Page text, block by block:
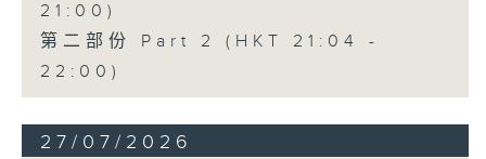
21:00)
第二部份 Part 2 (HKT 21:04 -
22:00)
27/07/2026